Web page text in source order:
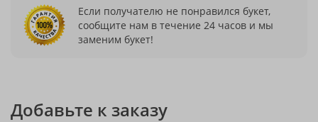
Если получателю не понравился букет,
сообщите нам в течение 24 часов и мы
заменим букет!
Добавьте к заказу